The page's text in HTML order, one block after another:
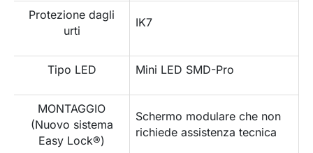
Protezione dagli
urti
IK7
Tipo LED Mini LED SMD-Pro
MONTAGGIO
(Nuovo sistema
Easy Lock®)
Schermo modulare che non
richiede assistenza tecnica